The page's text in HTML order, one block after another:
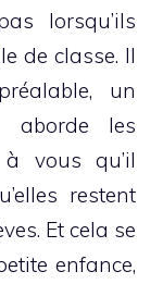
lorsqu’ils
de classe. Il
un
aborde les
à vous qu’il
restent
Et cela se
enfance,